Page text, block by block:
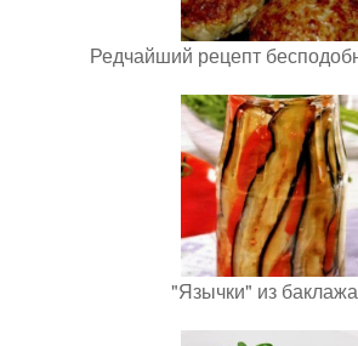
Редчайший рецепт
"Язычки" из